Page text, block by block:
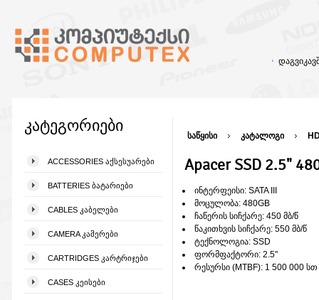
კატეგორიები
ACCESSORIES ᲐᲥᲡᲔᲡᲣᲐᲠᲔᲑᲘ
BATTERIES ᲑᲐᲢᲐᲠᲘᲔᲑᲘ
CABLES ᲙᲐᲑᲔᲚᲔᲑᲘ
CAMERA ᲙᲐᲛᲔᲠᲔᲑᲘ
CARTRIDGES ᲙᲐᲠᲢᲠᲘᲯᲔᲑᲘ
CASES ᲙᲔᲘᲡᲔᲑᲘ
საწყისი კატალოგი
Apacer SSD 2.5"
ინტერფეისი: SATA III
მოცულობა: 480GB
ჩაწერის სიჩქარე: 450 მბ/წ
წაკითხვის სიჩქარე: 550 მბ/წ
ტექნოლოგია: SSD
ფორმფაქტორი: 2.5"
რესურსი (MTBF): 1 500 000 სთ